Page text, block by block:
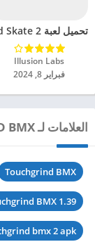
تحميل لعبة Touchgrind Skate 2 مهكرة للاندرويد 2024
Illusion Labs‏
فبراير 8, 2024
العلامات لـ TOUCHGRIND BMX
Touchgrind BMX
BMX 1.39
bmx 2 apk